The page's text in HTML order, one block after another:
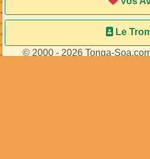
Le
© 2000 - 2026 Tonga-